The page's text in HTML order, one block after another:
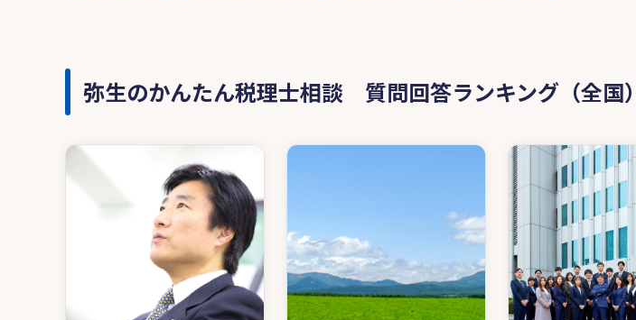
弥生のかんたん税理士相談 質問回答ランキング（全国）